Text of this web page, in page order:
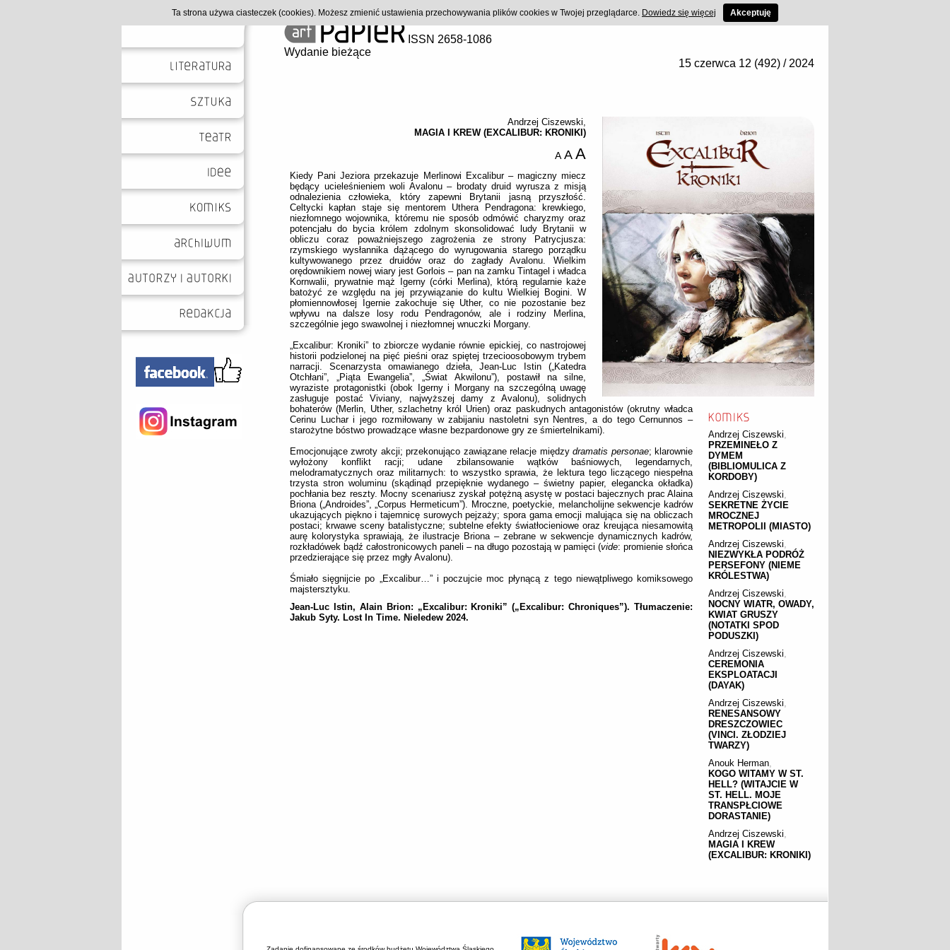
ISSN 2658-1086
Wydanie bieżące
15 czerwca 12 (492) / 2024
Andrzej Ciszewski
PRZEMINEŁO Z
DYMEM
(BIBLIOMULICA Z
KORDOBY)
Andrzej Ciszewski
SEKRETNE ŻYCIE
MROCZNEJ
METROPOLII (MIASTO)
Andrzej Ciszewski
NIEZWYKŁA PODRÓŻ
PERSEFONY (NIEME
KRÓLESTWA)
Andrzej Ciszewski
NOCNY WIATR, OWADY,
KWIAT GRUSZY
(NOTATKI SPOD
PODUSZKI)
Andrzej Ciszewski
CEREMONIA
EKSPLOATACJI
(DAYAK)
Andrzej Ciszewski
RENESANSOWY
DRESZCZOWIEC
(VINCI. ZŁODZIEJ
TWARZY)
Anouk Herman
KOGO WITAMY W ST.
HELL? (WITAJCIE W
ST. HELL. MOJE
TRANSPŁCIOWE
DORASTANIE)
Andrzej Ciszewski
MAGIA I KREW
(EXCALIBUR: KRONIKI)
Andrzej Ciszewski,
MAGIA I KREW (EXCALIBUR: KRONIKI)
A A A
Kiedy Pani Jeziora przekazuje Merlinowi Excalibur – magiczny miecz
będący ucieleśnieniem woli Avalonu – brodaty druid wyrusza z misją
odnalezienia człowieka, który zapewni Brytanii jasną przyszłość.
Celtycki kapłan staje się mentorem Uthera Pendragona: krewkiego,
niezłomnego wojownika, któremu nie sposób odmówić charyzmy oraz
potencjału do bycia królem zdolnym skonsolidować ludy Brytanii w
obliczu coraz poważniejszego zagrożenia ze strony Patrycjusza:
rzymskiego wysłannika dążącego do wyrugowania starego porządku
kultywowanego przez druidów oraz do zagłady Avalonu. Wielkim
orędownikiem nowej wiary jest Gorlois – pan na zamku Tintagel i władca
Kornwalii, prywatnie mąż Igerny (córki Merlina), którą regularnie każe
batożyć ze względu na jej przywiązanie do kultu Wielkiej Bogini. W
płomiennowłosej Igernie zakochuje się Uther, co nie pozostanie bez
wpływu na dalsze losy rodu Pendragonów, ale i rodziny Merlina,
szczególnie jego swawolnej i niezłomnej wnuczki Morgany.
„Excalibur: Kroniki” to zbiorcze wydanie równie epickiej, co nastrojowej
historii podzielonej na pięć pieśni oraz spiętej trzecioosobowym trybem
narracji. Scenarzysta omawianego dzieła, Jean-Luc Istin („Katedra
Otchłani”, „Piąta Ewangelia”, „Świat Akwilonu”), postawił na silne,
wyraziste protagonistki (obok Igerny i Morgany na szczególną uwagę
zasługuje postać Viviany, najwyższej damy z Avalonu), solidnych
bohaterów (Merlin, Uther, szlachetny król Urien) oraz paskudnych antagonistów (okrutny władca
Cerinu Luchar i jego rozmiłowany w zabijaniu nastoletni syn Nentres, a do tego Cernunnos –
starożytne bóstwo prowadzące własne bezpardonowe gry ze śmiertelnikami).
Emocjonujące zwroty akcji; przekonująco zawiązane relacje międzydramatis personae; klarownie
wyłożony konflikt racji; udane zbilansowanie wątków baśniowych, legendarnych,
melodramatycznych oraz militarnych: to wszystko sprawia, że lektura tego liczącego niespełna
trzysta stron woluminu (skądinąd przepięknie wydanego – świetny papier, elegancka okładka)
pochłania bez reszty. Mocny scenariusz zyskał potężną asystę w postaci bajecznych prac Alaina
Briona („Androides”, „Corpus Hermeticum”). Mroczne, poetyckie, melancholijne sekwencje kadrów
ukazujących piękno i tajemnicę surowych pejzaży; spora gama emocji malująca się na obliczach
postaci; krwawe sceny batalistyczne; subtelne efekty światłocieniowe oraz kreująca niesamowitą
aurę kolorystyka sprawiają, że ilustracje Briona – zebrane w sekwencje dynamicznych kadrów,
rozkładówek bądź całostronicowych paneli – na długo pozostają w pamięci (vide: promienie słońca
przedzierające się przez mgły Avalonu).
Śmiało sięgnijcie po „Excalibur…” i poczujcie moc płynącą z tego niewątpliwego komiksowego
majstersztyku.
Jean-Luc Istin, Alain Brion: „Excalibur: Kroniki” („Excalibur: Chroniques”). Tłumaczenie:
Jakub Syty. Lost In Time. Nieledew 2024.
Ta strona używa ciasteczek (cookies). Możesz zmienić ustawienia przechowywania plików cookies w Twojej przeglądarce. Dowiedz się więcej Akceptuję